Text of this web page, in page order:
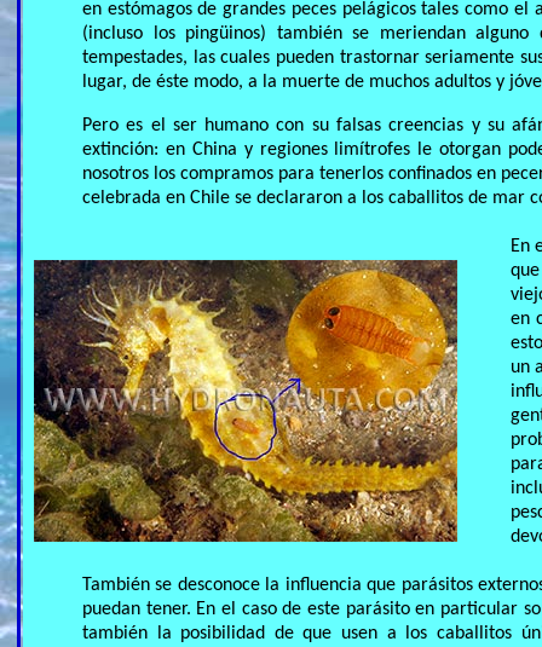
en estómagos de grandes peces pelágicos tales como
(incluso los pingüinos) también se meriendan
tempestades, las cuales pueden trastornar seriamente
lugar, de éste modo, a la muerte de muchos adultos y
Pero es el ser humano con su falsas creencias y su
extinción: en China y regiones limítrofes le otorgan
nosotros los compramos para tenerlos confinados en
celebrada en Chile se declararon a los caballitos de mar
En
en
un
También se desconoce la influencia que parásitos
puedan tener. En el caso de este parásito en particular
también la posibilidad de que usen a los caballitos